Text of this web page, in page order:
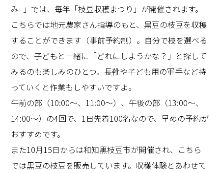
み– 」では、毎年「枝豆収穫まつり」が開催されます。
こちらでは地元農家さん指導のもと、黒豆の枝豆を収穫
することができます（事前予約制）。自分で枝を選べる
ので、子どもと一緒に「どれにしようかな？」と探して
みるのも楽しみのひとつ。長靴や子ども用の軍手など持
っていくと作業もしやすいですよ。
午前の部（10:00～、 11:00～）、午後の部（13:00～、
14:00～）の4回で、 1日先着100名なので、早めの予約が
おすすめです。
また10月15日からは和知黒枝豆市が開催され、こちら
では黒豆の枝豆を販売しています。収穫体験とあわせて